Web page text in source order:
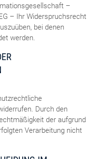
–
– Ihr Widerspruchsrecht
bei denen
werden.
Durch den
der aufgrund
Verarbeitung nicht